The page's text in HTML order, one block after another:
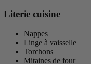
Literie cuisine
Nappes
Linge à vaisselle
Torchons
Mitaines de four